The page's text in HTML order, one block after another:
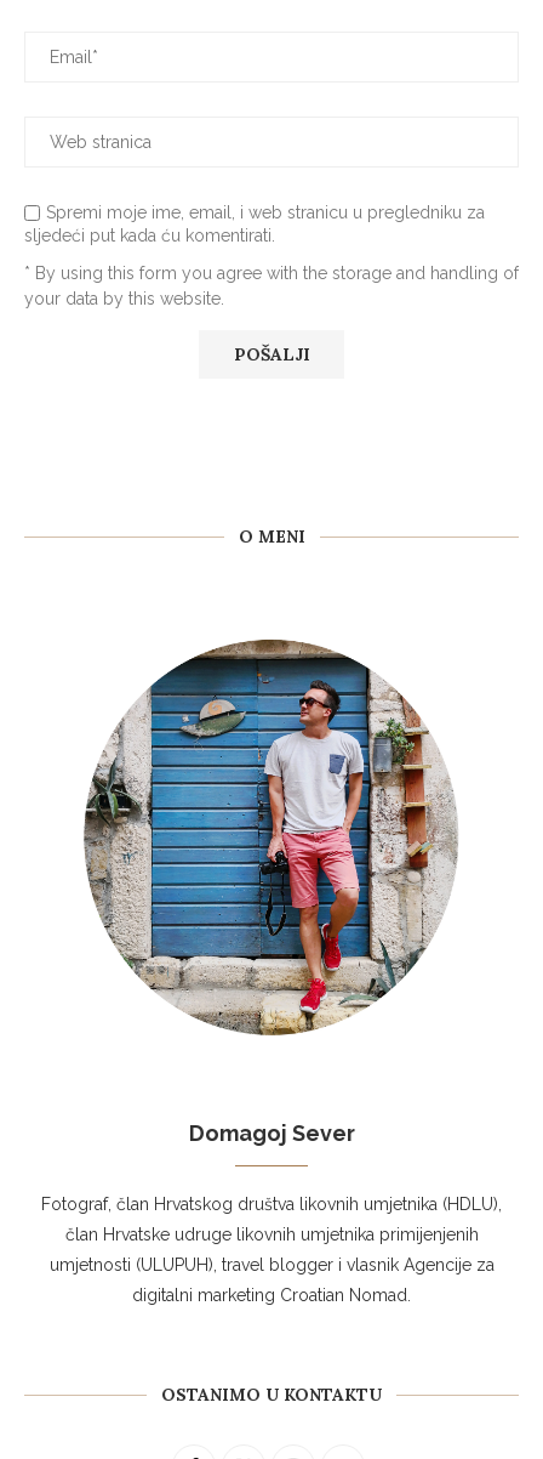
Spremi moje ime, email, i web stranicu u pregledniku za
sljedeći put kada ću komentirati.
* By using this form you agree with the storage and handling of
your data by this website.
O MENI
Domagoj Sever
Fotograf, član Hrvatskog društva likovnih umjetnika (HDLU),
član Hrvatske udruge likovnih umjetnika primijenjenih
umjetnosti (ULUPUH), travel blogger i vlasnik Agencije za
digitalni marketing Croatian Nomad.
OSTANIMO U KONTAKTU